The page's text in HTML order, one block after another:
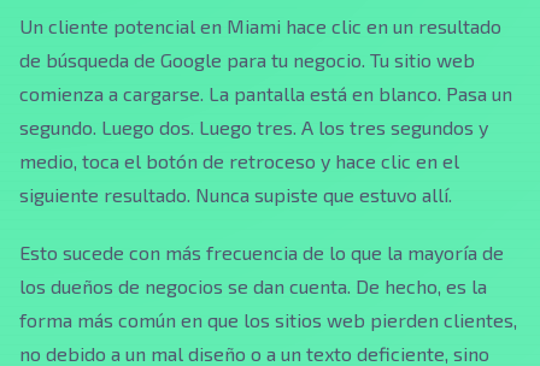
Un cliente potencial en Miami hace clic en un resultado
de búsqueda de Google para tu negocio. Tu sitio web
comienza a cargarse. La pantalla está en blanco. Pasa un
segundo. Luego dos. Luego tres. A los tres segundos y
medio, toca el botón de retroceso y hace clic en el
siguiente resultado. Nunca supiste que estuvo allí.
Esto sucede con más frecuencia de lo que la mayoría de
los dueños de negocios se dan cuenta. De hecho, es la
forma más común en que los sitios web pierden clientes,
no debido a un mal diseño o a un texto deficiente, sino